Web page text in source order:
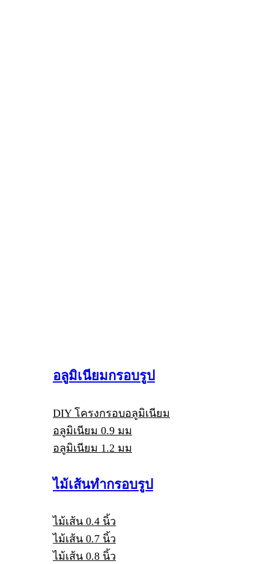
อลูมิเนียมกรอบรูป
DIY โครงกรอบอลูมิเนียม
อลูมิเนียม 0.9 มม
อลูมิเนียม 1.2 มม
ไม้เส้นทำกรอบรูป
ไม้เส้น 0.4 นิ้ว
ไม้เส้น 0.7 นิ้ว
ไม้เส้น 0.8 นิ้ว